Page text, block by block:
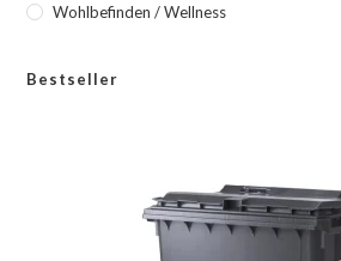
Wohlbefinden / Wellness
Bestseller